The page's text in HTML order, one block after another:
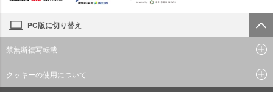
PC版に切り替え
禁無断複写転載
クッキーの使用について